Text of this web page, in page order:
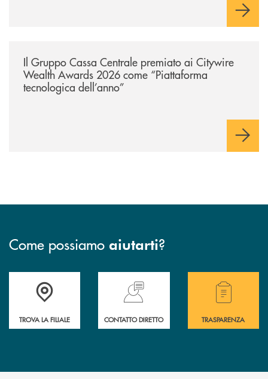
Il Gruppo Cassa Centrale premiato ai Citywire
Wealth Awards 2026 come “Piattaforma
tecnologica dell’anno”
Come possiamo aiutarti?
Accedi all' elenco completo delle filiali della Cassa Rurale.
TROVA LA FILIALE
Hai bisogno di assistenza immediata?
CONTATTO DIRETTO
Hai bisogno di
TRASPARENZA